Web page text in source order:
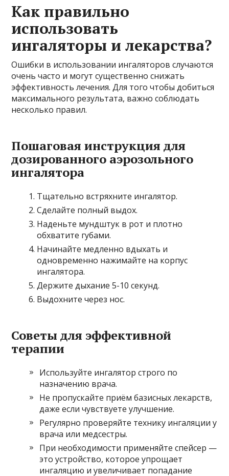
Как правильно
использовать
ингаляторы и лекарства?
Ошибки в использовании ингаляторов случаются
очень часто и могут существенно снижать
эффективность лечения. Для того чтобы добиться
максимального результата, важно соблюдать
несколько правил.
Пошаговая инструкция для
дозированного аэрозольного
ингалятора
Тщательно встряхните ингалятор.
Сделайте полный выдох.
Наденьте мундштук в рот и плотно
обхватите губами.
Начинайте медленно вдыхать и
одновременно нажимайте на корпус
ингалятора.
Держите дыхание 5-10 секунд.
Выдохните через нос.
Советы для эффективной
терапии
Используйте ингалятор строго по
назначению врача.
Не пропускайте приём базисных лекарств,
даже если чувствуете улучшение.
Регулярно проверяйте технику ингаляции у
врача или медсестры.
При необходимости применяйте спейсер —
это устройство, которое упрощает
ингаляцию и увеличивает попадание